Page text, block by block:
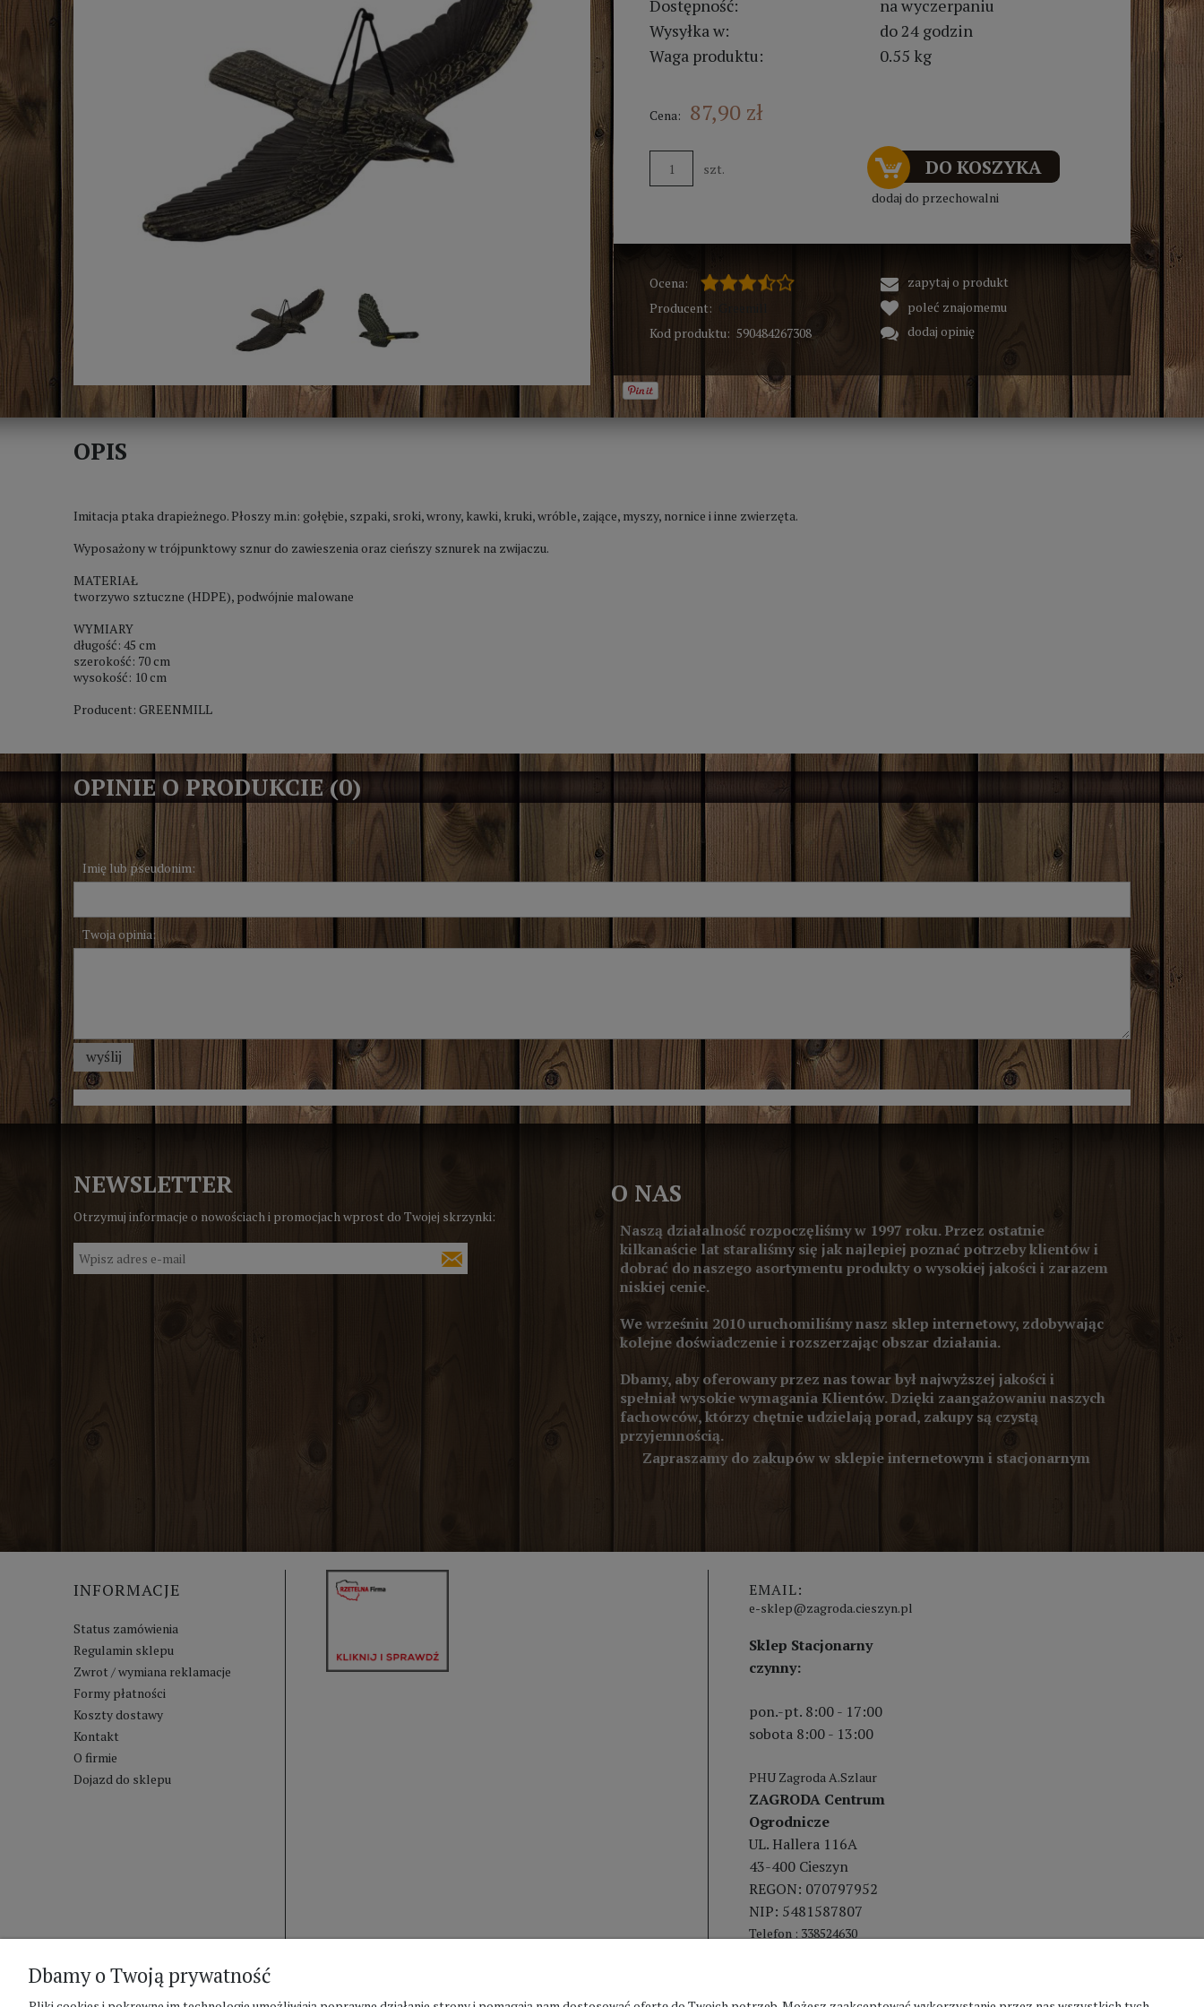
Dostępność:
na wyczerpaniu
Wysyłka w:
do 24 godzin
Waga produktu:
0.55 kg
Cena: 87,90 zł
szt. DO KOSZYKA
dodaj do przechowalni
Ocena:
Producent:
Kod produktu: 590484267308
zapytaj o produkt
poleć znajomemu
dodaj opinię
OPIS
Imitacja ptaka drapieżnego. Płoszy m.in: gołębie, szpaki, sroki, wrony, kawki, kruki, wróble, zające, myszy, nornice i inne zwierzęta.
Wyposażony w trójpunktowy sznur do zawieszenia oraz cieńszy sznurek na zwijaczu.
MATERIAŁ
tworzywo sztuczne (HDPE), podwójnie malowane
WYMIARY
długość: 45 cm
szerokość: 70 cm
wysokość: 10 cm
Producent: GREENMILL
OPINIE O PRODUKCIE (0)
Imię lub pseudonim:
Twoja opinia:
wyślij
NEWSLETTER
Otrzymuj informacje o nowościach i promocjach wprost do Twojej skrzynki:
O NAS
Naszą działalność rozpoczęliśmy w 1997 roku. Przez ostatnie
kilkanaście lat staraliśmy się jak najlepiej poznać potrzeby klientów i
dobrać do naszego asortymentu produkty o wysokiej jakości i zarazem
niskiej cenie.
We wrześniu 2010 uruchomiliśmy nasz sklep internetowy, zdobywając
kolejne doświadczenie i rozszerzając obszar działania.
Dbamy, aby oferowany przez nas towar był najwyższej jakości i
spełniał wysokie wymagania Klientów. Dzięki zaangażowaniu naszych
fachowców, którzy chętnie udzielają porad, zakupy są czystą
przyjemnością.
Zapraszamy do zakupów w sklepie internetowym i stacjonarnym
INFORMACJE
Status zamówienia
Regulamin sklepu
Zwrot / wymiana reklamacje
Formy płatności
Koszty dostawy
Kontakt
O firmie
Dojazd do sklepu
EMAIL:
e-sklep@zagroda.cieszyn.pl
Sklep Stacjonarny
czynny:
pon.-pt. 8:00 - 17:00
sobota 8:00 - 13:00
PHU Zagroda A.Szlaur
ZAGRODA Centrum
Ogrodnicze
UL. Hallera 116A
43-400 Cieszyn
REGON: 070797952
NIP: 5481587807
Telefon : 338524630
Dbamy o Twoją prywatność